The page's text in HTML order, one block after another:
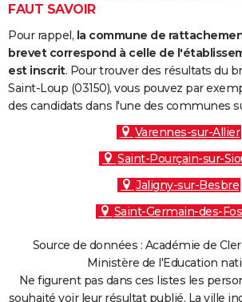
S'inscrire
Se connecter
Lycées
Collèges
Primaires
Universités
Entreprises
Service militaire
Avis de recherche
AVIS DE DÉCÈS
FORUM
FAUT SAVOIR
Pour rappel, la commune de
brevet correspond à celle de
est inscrit. Pour trouver des résultats du
Saint-Loup (03150), vous pouvez par
des candidats dans l'une des communes
Varennes-sur-Allier
Saint-Pourçain-sur-
Jaligny-sur-Besbre
Saint-Germain-des-
Source de données : Académie de
Ministère de l'Education
Ne figurent pas dans ces listes les
souhaité voir leur résultat publié. La ville